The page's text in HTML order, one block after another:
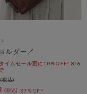
ルダー／
イムセール更に10%OFF! 8/6
37％OFF